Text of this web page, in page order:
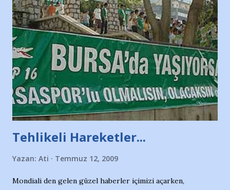
Tehlikeli Hareketler...
Yazan: Ati Temmuz 12, 2009
Mondiali den gelen güzel haberler içimizi açarken,